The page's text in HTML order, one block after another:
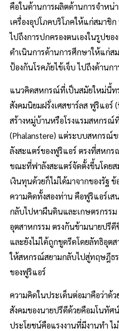
คือในด้านการผลิตด้านการจำหน่
เครื่องอุปโภคบริโภคให้แก่สมาชิ
ไปถึงการปกครองตนเองในรูปข
ดำเนินการด้านการศึกษาให้แก่ส
ป้องกันโรคภัยไข้เจ็บ ไปถึงด้านก
แนวคิดสหกรณ์ที่เป็นสมัยใหม่นี้ท
สังคมนิยมฝรั่งเศสชาร์ลส ฟูริแอร์
สร้างหมู่บ้านหรือโรงแรมสหกรณ์
(Phalanstere) แต่ระบบสหกรณ์
ลังสะแตร์ของฟูริแอร์ ตรงที่สหก
ขณะที่ฟาลังสะแตร์จัดตั้งขึ้นโดยส
เงินทุนด้วยก็ไม่ได้มาจากของรัฐ
ความคิดทั้งสองท่าน คือฟูริแอร์เ
กลับไปหาผืนดินและเกษตรกรรม
อุตสาหกรรม ตรงกันข้ามนายปรีดี
และยังไม่ได้ถูกขูดรีดโดยลัทธิอุต
ให้สหกรณ์สยามกลับไปสู่ทฤษฎีธ
ของฟูริแอร์
ความคิดในประเด็นต่อมาคือว่าด้
สังคมของนายปรีดีด้วยคือมโนทัศ
ประโยชน์คือแรงงานที่มีงานทำ ไ